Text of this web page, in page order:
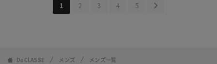
1 2 3 4 5
DoCLASSE メンズ メンズ一覧